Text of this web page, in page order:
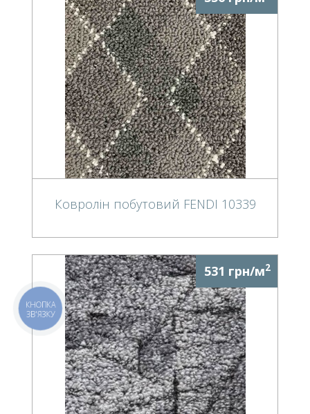
Ковролін побутовий FENDI 10339
531 грн/м2
КНОПКА
ЗВ'ЯЗКУ